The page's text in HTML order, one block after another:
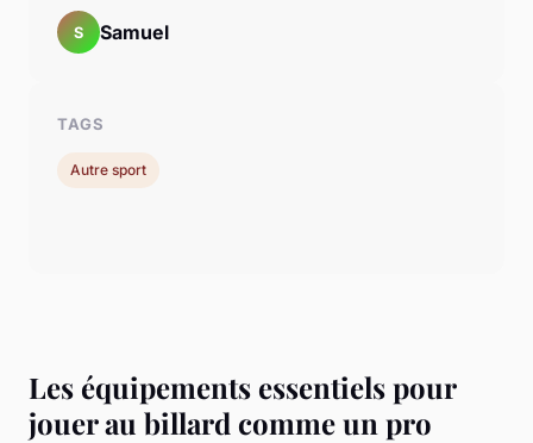
Les équipements essentiels pour
jouer au billard comme un pro
S Samuel
TAGS
Autre sport